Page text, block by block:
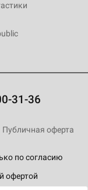
31-36
по согласию
офертой
Публичная оферта